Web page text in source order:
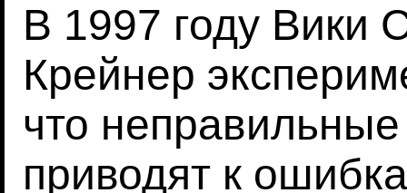
В 1997 году Вики
Крейнер
что неправильные
приводят к